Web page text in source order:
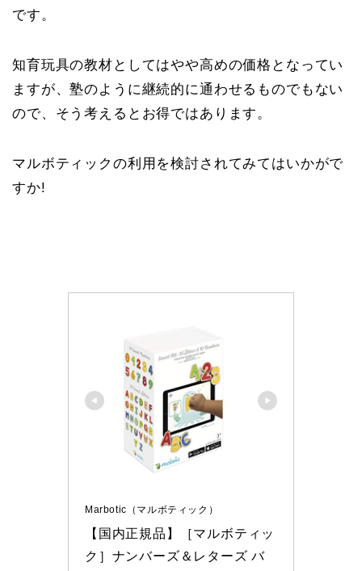
です。
知育玩具の教材としてはやや高めの価格となってい
ますが、塾のように継続的に通わせるものでもない
ので、そう考えるとお得ではあります。
マルボティックの利用を検討されてみてはいかがで
すか!
Marbotic（マルボティック）
【国内正規品】［マルボティッ
ク］ナンバーズ＆レターズ バ